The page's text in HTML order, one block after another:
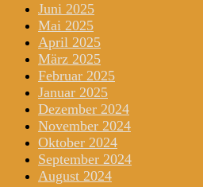
Juni 2025
Mai 2025
April 2025
März 2025
Februar 2025
Januar 2025
Dezember 2024
November 2024
Oktober 2024
September 2024
August 2024